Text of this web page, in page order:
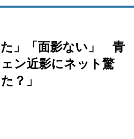
た」「面影ない」 青
ン近影にネット驚
？」